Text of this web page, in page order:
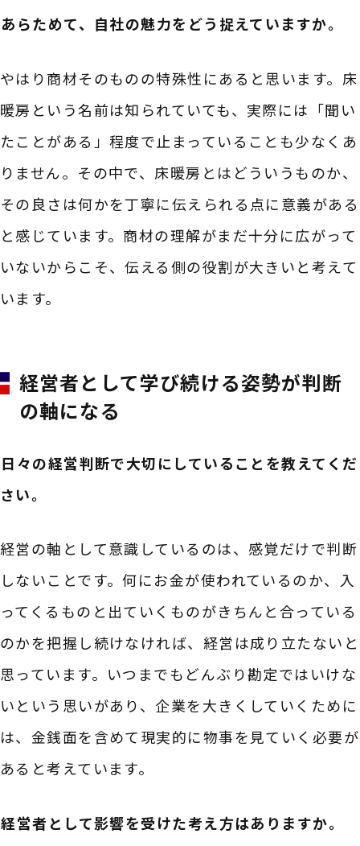
――あらためて、自社の魅力をどう捉えていますか。
やはり商材そのものの特殊性にあると思います。床
暖房という名前は知られていても、実際には「聞い
たことがある」程度で止まっていることも少なくあ
りません。その中で、床暖房とはどういうものか、
その良さは何かを丁寧に伝えられる点に意義がある
と感じています。商材の理解がまだ十分に広がって
いないからこそ、伝える側の役割が大きいと考えて
います。
経営者として学び続ける姿勢が判断
の軸になる
――日々の経営判断で大切にしていることを教えてくだ
さい。
経営の軸として意識しているのは、感覚だけで判断
しないことです。何にお金が使われているのか、入
ってくるものと出ていくものがきちんと合っている
のかを把握し続けなければ、経営は成り立たないと
思っています。いつまでもどんぶり勘定ではいけな
いという思いがあり、企業を大きくしていくために
は、金銭面を含めて現実的に物事を見ていく必要が
あると考えています。
――経営者として影響を受けた考え方はありますか。